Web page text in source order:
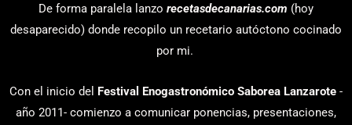
De forma paralela lanzo recetasdecanarias.com (hoy
desaparecido) donde recopilo un recetario autóctono cocinado
por mi.
Con el inicio del Festival Enogastronómico Saborea Lanzarote -
año 2011- comienzo a comunicar ponencias, presentaciones,